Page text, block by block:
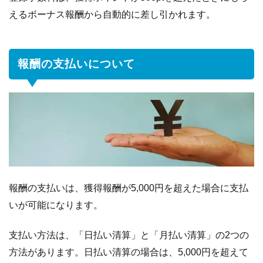
えるボーナス報酬から自動的に差し引かれます。
報酬の支払いについて
報酬の支払いは、獲得報酬が5,000円を超えた場合に支払
いが可能になります。
支払い方法は、「日払い清算」と「月払い清算」の2つの
方法があります。日払い清算の場合は、5,000円を超えて